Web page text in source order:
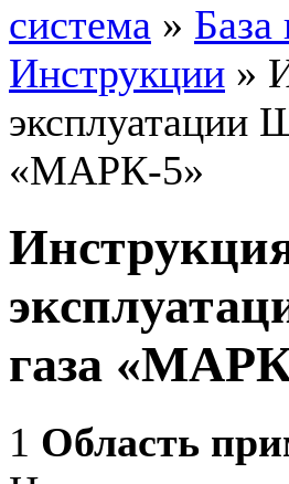
система »
Инструкции »
эксплуатации
«МАРК-5»
газа
1 Область